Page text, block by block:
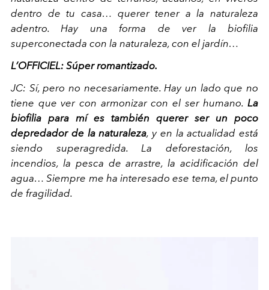
dentro de tu casa… querer tener a la naturaleza
adentro. Hay una forma de ver la biofilia
superconectada con la naturaleza, con el jardín…
L’OFFICIEL: Súper romantizado.
JC: Sí, pero no necesariamente. Hay un lado que no
tiene que ver con armonizar con el ser humano. La
biofilia para mí es también querer ser un poco
depredador de la naturaleza, y en la actualidad está
siendo superagredida. La deforestación, los
incendios, la pesca de arrastre, la acidificación del
agua… Siempre me ha interesado ese tema, el punto
de fragilidad.